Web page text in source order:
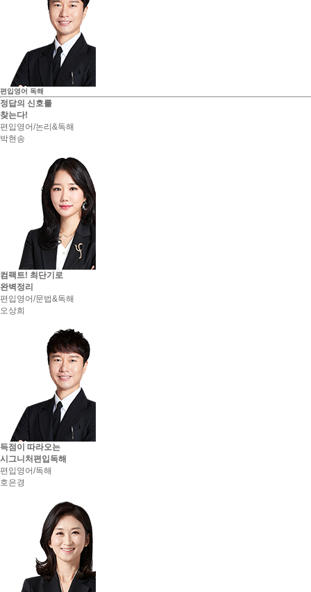
건국대학교 최종합격 박*선
성균관대학교 최종합격 김*현
건국대학교 최종합격 김*정
중앙대학교 최종합격 이*영
한국외국어대학교 최종합격 박*진
건국대학교 최종합격 한*현
한국외국어대학교 최종합격 강*형
건국대학교 최종합격 정*훈
이화여자대학교 최종합격 신*정
중앙대학교 최종합격 김*정
홍익대학교 최종합격 유*환
이화여자대학교 최종합격 김*현
한국외국어대학교 최종합격 윤*홍
숙명여자대학교 최종합격 백*희
한국외국어대학교 최종합격 한*현
중앙대학교 최종합격 이*준
건국대학교 최종합격 김*영
서울시립대학교 최종합격 정*원
한국외국어대학교 최종합격 송*희
서울시립대학교 최종합격 한*현
건국대학교 최종합격 지*훈
숙명여자대학교 최종합격 김*솔
건국대학교 최종합격 김*주
홍익대학교 최종합격 김*영
경희대학교 최종합격 김*국
중앙대학교 최종합격 김*수
중앙대학교 최종합격 김*현
건국대학교 최종합격 김*비
숙명여자대학교 최종합격 김*정
단국대학교 최종합격 김*미
한국외국어대학교 최종합격 김*진
국민대학교 최종합격 한*현
홍익대학교 최종합격 김*훈
한국외국어대학교 최종합격 김*민
중앙대학교 최종합격 한*현
한국외국어대학교 최종합격 김*현
국민대학교 최종합격 이*준
동국대학교 최종합격 최*희
숭실대학교 최종합격 김*훈
한국외국어대학교 최종합격 김*린
국민대학교 최종합격 김*국
동국대학교 최종합격 박*진
명지대학교 최종합격 이*찬
단국대학교 최종합격 김*국
동국대학교 최종합격 김*정
명지대학교 최종합격 강*형
편입영어 독해
정답의 신호를
찾는다!
편입영어/논리&독해
박현송
컴팩트! 최단기로
완벽정리
편입영어/문법&독해
오상희
득점이 따라오는
시그니처편입독해
편입영어/독해
호은경